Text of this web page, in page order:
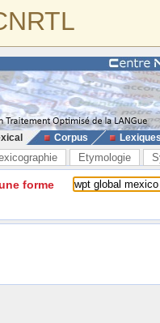
Corpus
Etymologie
forme